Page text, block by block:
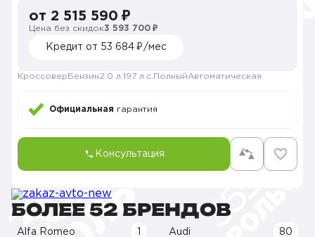
от 2 515 590 ₽
Цена без скидок3 593 700 ₽
Кредит от 53 684 ₽/мес
Кроссовер Бензин2.0 л. 197 л.с. ПолныйАвтоматическая
Официальная гарантия
Консультация
БОЛЕЕ 52 БРЕНДОВ
Alfa Romeo Audi 80